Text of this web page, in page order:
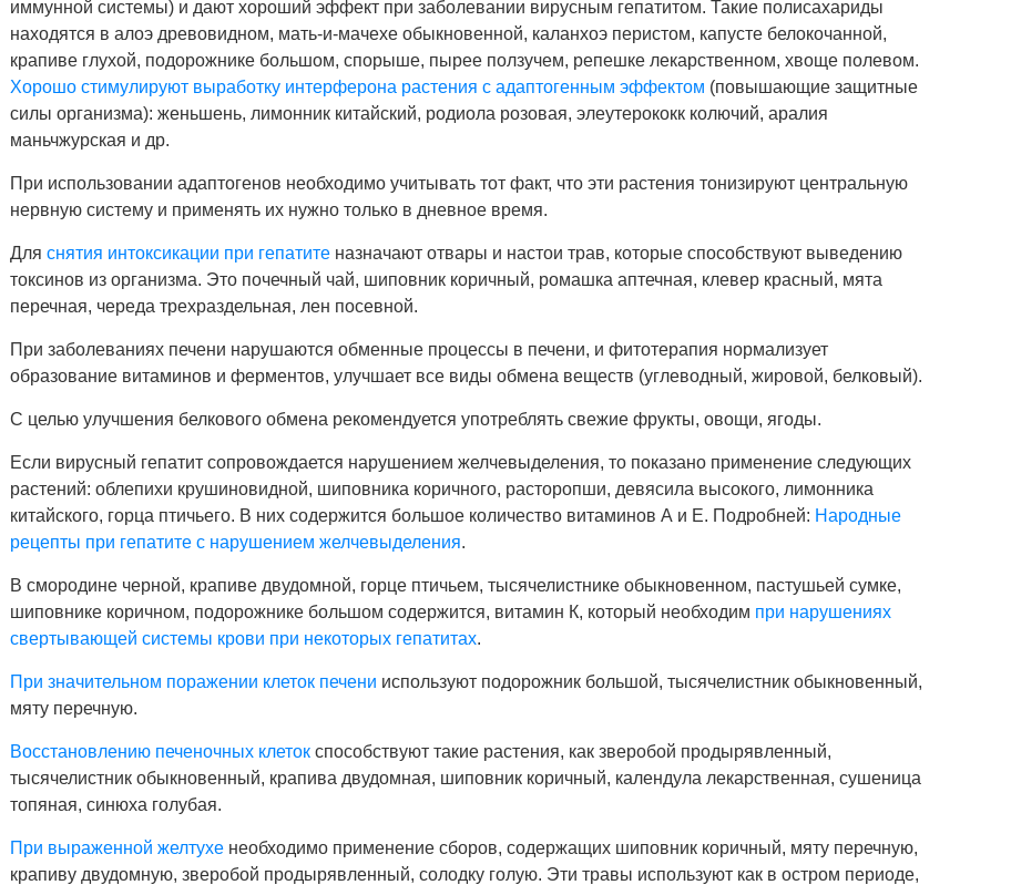
иммунной системы) и дают хороший эффект при заболевании вирусным гепатитом. Такие полисахариды
находятся в алоэ древовидном, мать-и-мачехе обыкновенной, каланхоэ перистом, капусте белокочанной,
крапиве глухой, подорожнике большом, спорыше, пырее ползучем, репешке лекарственном, хвоще полевом.
Хорошо стимулируют выработку интерферона растения с адаптогенным эффектом (повышающие защитные
силы организма): женьшень, лимонник китайский, родиола розовая, элеутерококк колючий, аралия
маньчжурская и др.
При использовании адаптогенов необходимо учитывать тот факт, что эти растения тонизируют центральную
нервную систему и применять их нужно только в дневное время.
Для снятия интоксикации при гепатите назначают отвары и настои трав, которые способствуют выведению
токсинов из организма. Это почечный чай, шиповник коричный, ромашка аптечная, клевер красный, мята
перечная, череда трехраздельная, лен посевной.
При заболеваниях печени нарушаются обменные процессы в печени, и фитотерапия нормализует
образование витаминов и ферментов, улучшает все виды обмена веществ (углеводный, жировой, белковый).
С целью улучшения белкового обмена рекомендуется употреблять свежие фрукты, овощи, ягоды.
Если вирусный гепатит сопровождается нарушением желчевыделения, то показано применение следующих
растений: облепихи крушиновидной, шиповника коричного, расторопши, девясила высокого, лимонника
китайского, горца птичьего. В них содержится большое количество витаминов А и Е. Подробней: Народные
рецепты при гепатите с нарушением желчевыделения.
В смородине черной, крапиве двудомной, горце птичьем, тысячелистнике обыкновенном, пастушьей сумке,
шиповнике коричном, подорожнике большом содержится, витамин К, который необходим при нарушениях
свертывающей системы крови при некоторых гепатитах.
При значительном поражении клеток печени используют подорожник большой, тысячелистник обыкновенный,
мяту перечную.
Восстановлению печеночных клеток способствуют такие растения, как зверобой продырявленный,
тысячелистник обыкновенный, крапива двудомная, шиповник коричный, календула лекарственная, сушеница
топяная, синюха голубая.
При выраженной желтухе необходимо применение сборов, содержащих шиповник коричный, мяту перечную,
крапиву двудомную, зверобой продырявленный, солодку голую. Эти травы используют как в остром периоде,